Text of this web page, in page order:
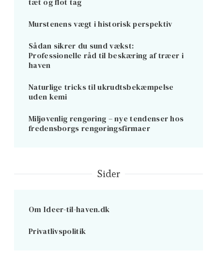
Murstenens vægt i historisk perspektiv
Sådan sikrer du sund vækst:
Professionelle råd til beskæring af træer i
haven
Naturlige tricks til ukrudtsbekæmpelse
uden kemi
Miljøvenlig rengøring – nye tendenser hos
fredensborgs rengøringsfirmaer
Sider
Om Ideer-til-haven.dk
Privatlivspolitik